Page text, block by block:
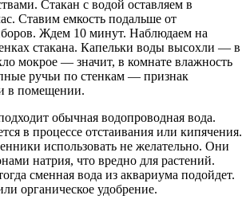
Стакан с водой оставляем в
Ставим емкость подальше от
Ждем 10 минут. Наблюдаем на
стакана. Капельки воды высохли — в
мокрое — значит, в комнате влажность
ручьи по стенкам — признак
в помещении.
обычная водопроводная вода.
в процессе отстаивания или кипячения.
использовать не желательно. Они
натрия, что вредно для растений.
сменная вода из аквариума подойдет.
органическое удобрение.